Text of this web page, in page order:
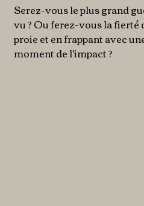
Serez-vous le plus grand
vu ? Ou ferez-vous la
proie et en frappant avec
moment de l'impact ?